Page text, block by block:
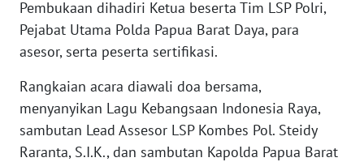
Pembukaan dihadiri Ketua beserta Tim LSP Polri,
Pejabat Utama Polda Papua Barat Daya, para
asesor, serta peserta sertifikasi.
Rangkaian acara diawali doa bersama,
menyanyikan Lagu Kebangsaan Indonesia Raya,
sambutan Lead Assesor LSP Kombes Pol. Steidy
Raranta, S.I.K., dan sambutan Kapolda Papua Barat
WN
JABAR
BANTEN
WN
NTT